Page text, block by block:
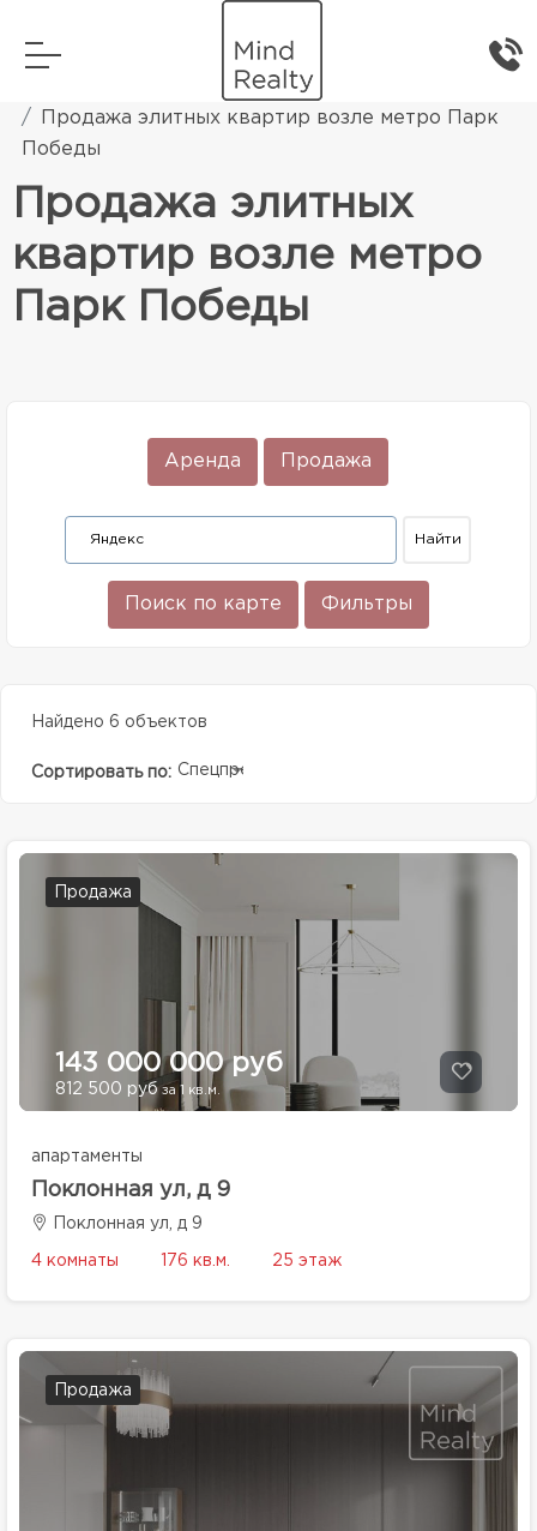
Элитная жилая недвижимость
Продажа элитных квартир возле метро Парк
Победы
Продажа элитных
квартир возле метро
Парк Победы
Аренда Продажа
Поиск по карте Фильтры
Найдено 6 объектов
Сортировать по: Спецпредолжение
Продажа
143 000 000 руб
812 500 руб за 1 кв.м.
апартаменты
Поклонная ул, д 9
Поклонная ул, д 9
4 комнаты 176 кв.м. 25 этаж
Продажа